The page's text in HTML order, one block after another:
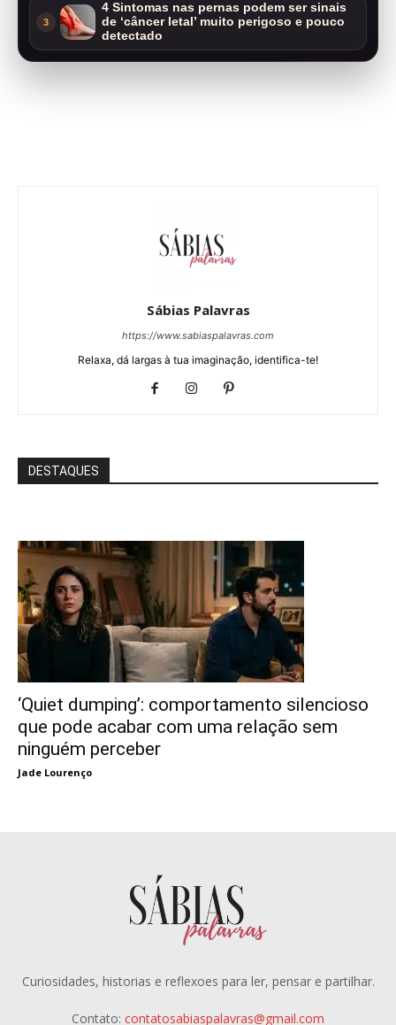
3
4 Sintomas nas pernas podem ser sinais
de ‘câncer letal’ muito perigoso e pouco
detectado
Sábias Palavras
https://www.sabiaspalavras.com
Relaxa, dá largas à tua imaginação, identifica-te!
DESTAQUES
‘Quiet dumping’: comportamento silencioso
que pode acabar com uma relação sem
ninguém perceber
Jade Lourenço
Curiosidades, historias e reflexoes para ler, pensar e partilhar.
Contato: contatosabiaspalavras@gmail.com